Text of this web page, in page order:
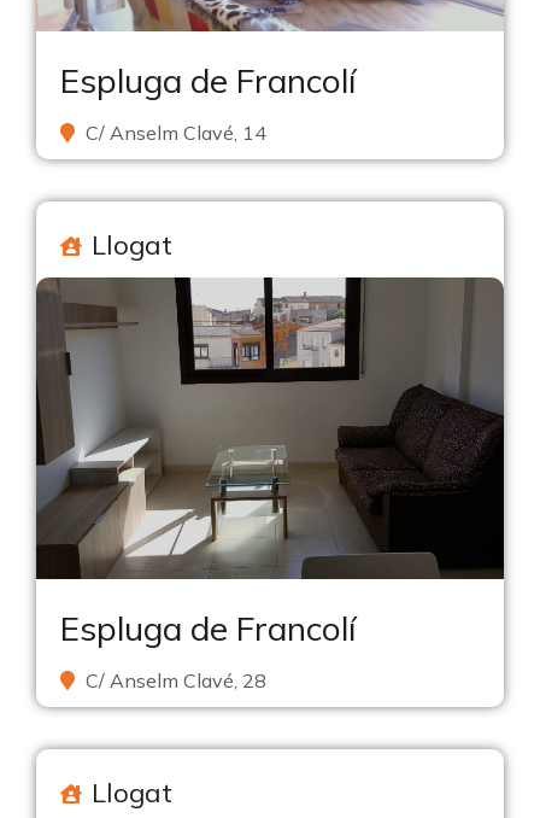
Espluga de Francolí
C/ Anselm Clavé, 14
Llogat
Espluga de Francolí
C/ Anselm Clavé, 28
Llogat